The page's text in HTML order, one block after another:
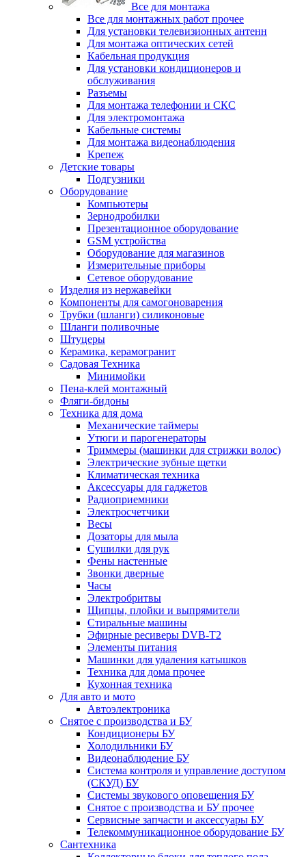
Все для монтажа
Все для монтажных работ прочее
Для установки телевизионных антенн
Для монтажа оптических сетей
Кабельная продукция
Для установки кондиционеров и
обслуживания
Разъемы
Для монтажа телефонии и СКС
Для электромонтажа
Кабельные системы
Для монтажа видеонаблюдения
Крепеж
Детские товары
Подгузники
Оборудование
Компьютеры
Зернодробилки
Презентационное оборудование
GSM устройства
Оборудование для магазинов
Измерительные приборы
Сетевое оборудование
Изделия из нержавейки
Компоненты для самогоноварения
Трубки (шланги) силиконовые
Шланги поливочные
Штуцеры
Керамика, керамогранит
Садовая Техника
Минимойки
Пена-клей монтажный
Фляги-бидоны
Техника для дома
Механические таймеры
Утюги и парогенераторы
Триммеры (машинки для стрижки волос)
Электрические зубные щетки
Климатическая техника
Аксессуары для гаджетов
Радиоприемники
Электросчетчики
Весы
Дозаторы для мыла
Сушилки для рук
Фены настенные
Звонки дверные
Часы
Электробритвы
Щипцы, плойки и выпрямители
Стиральные машины
Эфирные ресиверы DVB-T2
Элементы питания
Машинки для удаления катышков
Техника для дома прочее
Кухонная техника
Для авто и мото
Автоэлектроника
Снятое с производства и БУ
Кондиционеры БУ
Холодильники БУ
Видеонаблюдение БУ
Система контроля и управление доступом
(СКУД) БУ
Системы звукового оповещения БУ
Снятое с производства и БУ прочее
Сервисные запчасти и аксессуары БУ
Телекоммуникационное оборудование БУ
Сантехника